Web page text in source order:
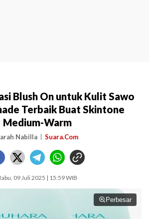
Blush On untuk Kulit Sawo
Terbaik Buat Skintone
Medium-Warm
Nabilla Suara.Com
09 Juli 2025 | 15:59 WIB
Perbesar